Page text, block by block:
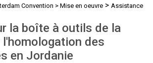
Convention > Mise en oeuvre > Assistance
la boîte à outils de la
l'homologation des
en Jordanie